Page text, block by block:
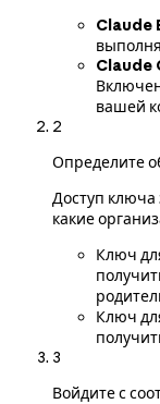
Claude
Claude
вашей
2
Определите
Доступ ключа
какие
Ключ
Ключ
3
Войдите с